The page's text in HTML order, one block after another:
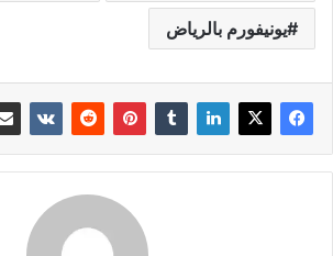
يونيفورم بالرياض